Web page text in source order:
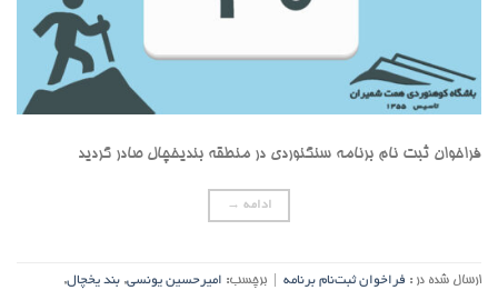
فراخوان ثبت نام برنامه سنگنوردی در منطقه بندیخچال صادر گردید
ادامه →
ارسال شده در : فراخوان ثبت‌نام برنامه برچسب: امیرحسین یونسی, بند یخچال,